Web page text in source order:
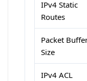
IPv4 Static
Routes
Packet
Size
IPv4 ACL